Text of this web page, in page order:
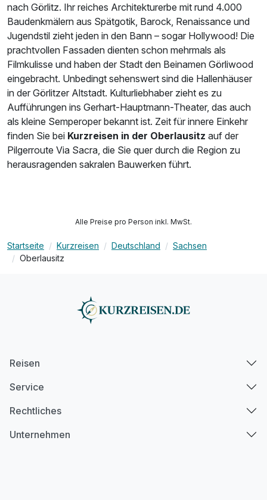
nach Görlitz. Ihr reiches Architekturerbe mit rund 4.000
Baudenkmälern aus Spätgotik, Barock, Renaissance und
Jugendstil zieht jeden in den Bann – sogar Hollywood! Die
prachtvollen Fassaden dienten schon mehrmals als
Filmkulisse und haben der Stadt den Beinamen Görliwood
eingebracht. Unbedingt sehenswert sind die Hallenhäuser
in der Görlitzer Altstadt. Kulturliebhaber zieht es zu
Aufführungen ins Gerhart-Hauptmann-Theater, das auch
als kleine Semperoper bekannt ist. Zeit für innere Einkehr
finden Sie bei Kurzreisen in der Oberlausitz auf der
Pilgerroute Via Sacra, die Sie quer durch die Region zu
herausragenden sakralen Bauwerken führt.
Alle Preise pro Person inkl. MwSt.
Startseite Kurzreisen Deutschland
Sachsen
Oberlausitz
Reisen
Service
Rechtliches
Unternehmen